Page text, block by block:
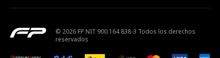
© 2026 FP NIT 900.164.838-3 Todos los derechos
reservados